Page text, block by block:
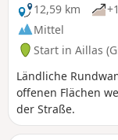
(Anfang Oktober
unternehmen.
12,59 km
Mittel
Start in Aillas
Ländliche
offenen Flächen
der Straße.